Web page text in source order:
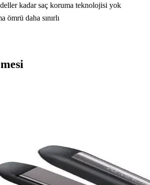
kadar saç koruma teknolojisi yok
ömrü daha sınırlı